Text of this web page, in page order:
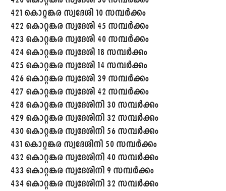
421 കൊറ്റങ്കര സ്വദേശി 10 സമ്പർക്കം
422 കൊറ്റങ്കര സ്വദേശി 45 സമ്പർക്കം
423 കൊറ്റങ്കര സ്വദേശി 40 സമ്പർക്കം
424 കൊറ്റങ്കര സ്വദേശി 18 സമ്പർക്കം
425 കൊറ്റങ്കര സ്വദേശി 14 സമ്പർക്കം
426 കൊറ്റങ്കര സ്വദേശി 39 സമ്പർക്കം
427 കൊറ്റങ്കര സ്വദേശി 42 സമ്പർക്കം
428 കൊറ്റങ്കര സ്വദേശിനി 30 സമ്പർക്കം
429 കൊറ്റങ്കര സ്വദേശിനി 32 സമ്പർക്കം
430 കൊറ്റങ്കര സ്വദേശിനി 56 സമ്പർക്കം
431 കൊറ്റങ്കര സ്വദേശിനി 50 സമ്പർക്കം
432 കൊറ്റങ്കര സ്വദേശിനി 40 സമ്പർക്കം
433 കൊറ്റങ്കര സ്വദേശിനി 9 സമ്പർക്കം
434 കൊറ്റങ്കര സ്വദേശിനി 32 സമ്പർക്കം